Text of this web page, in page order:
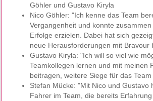
Göhler und Gustavo Kiryla
Nico Göhler: "Ich kenne das Team
Vergangenheit und konnte
Erfolge erzielen. Dabei hat sich
neue Herausforderungen mit Bravour
Gustavo Kiryla: "Ich will so viel wie
Teamkollegen lernen und mit meinen
beitragen, weitere Siege für das
Stefan Mücke: "Mit Nico und Gustavo
Fahrer im Team, die bereits